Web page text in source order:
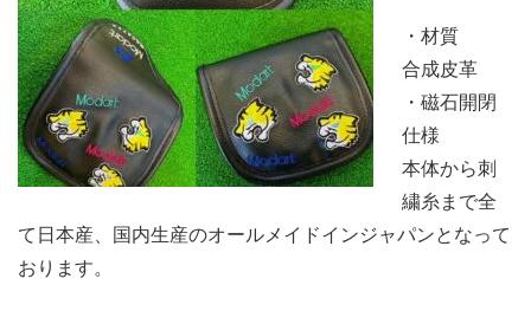
・材質
合成皮革
・磁石開閉
仕様
本体から刺
繍糸まで全
て日本産、国内生産のオールメイドインジャパンとなって
おります。